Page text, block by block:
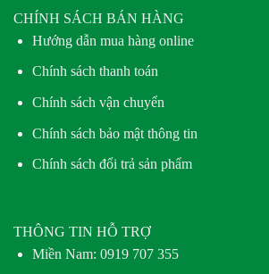
CHÍNH SÁCH BÁN HÀNG
Hướng dẫn mua hàng online
Chính sách thanh toán
Chính sách vận chuyển
Chính sách bảo mật thông tin
Chính sách đổi trả sản phẩm
THÔNG TIN HỖ TRỢ
Miền Nam: 0919 707 355